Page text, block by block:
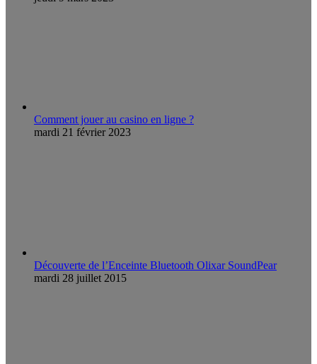
Comment jouer au casino en ligne ?
mardi 21 février 2023
Découverte de l’Enceinte Bluetooth Olixar SoundPear
mardi 28 juillet 2015